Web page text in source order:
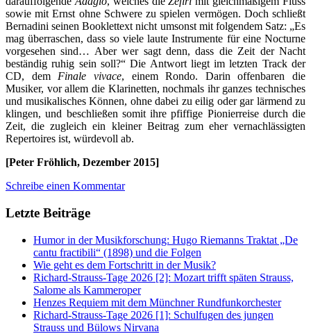
sowie mit Ernst ohne Schwere zu spielen vermögen. Doch schließt
Bernadini seinen Booklettext nicht umsonst mit folgendem Satz: „Es
mag überraschen, dass so viele laute Instrumente für eine Nocturne
vorgesehen sind… Aber wer sagt denn, dass die Zeit der Nacht
beständig ruhig sein soll?“ Die Antwort liegt im letzten Track der
CD, dem Finale vivace, einem Rondo. Darin offenbaren die
Musiker, vor allem die Klarinetten, nochmals ihr ganzes technisches
und musikalisches Können, ohne dabei zu eilig oder gar lärmend zu
klingen, und beschließen somit ihre pfiffige Pionierreise durch die
Zeit, die zugleich ein kleiner Beitrag zum eher vernachlässigten
Repertoires ist, würdevoll ab.
[Peter Fröhlich, Dezember 2015]
Schreibe einen Kommentar
Letzte Beiträge
Humor in der Musikforschung: Hugo Riemanns Traktat „De
cantu fractibili“ (1898) und die Folgen
Wie geht es dem Fortschritt in der Musik?
Richard-Strauss-Tage 2026 [2]: Mozart trifft späten Strauss,
Salome als Kammeroper
Henzes Requiem mit dem Münchner Rundfunkorchester
Richard-Strauss-Tage 2026 [1]: Schulfugen des jungen
Strauss und Bülows Nirvana